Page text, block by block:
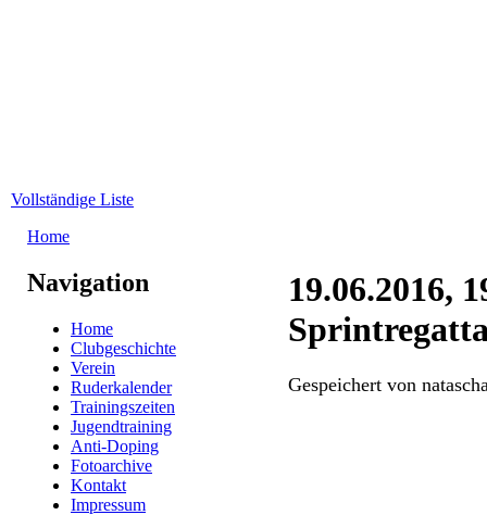
Vollständige Liste
Home
Navigation
Home
Clubgeschichte
Verein
Ruderkalender
Trainingszeiten
Jugendtraining
Anti-Doping
Fotoarchive
Kontakt
Impressum
19.06.2016,
Gespeichert von